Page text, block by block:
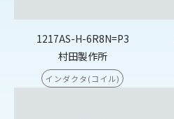
1217AS-H-6R8N=P3
村田製作所
インダクタ(コイル)